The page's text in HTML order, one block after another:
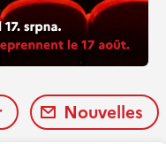
Nouvelles